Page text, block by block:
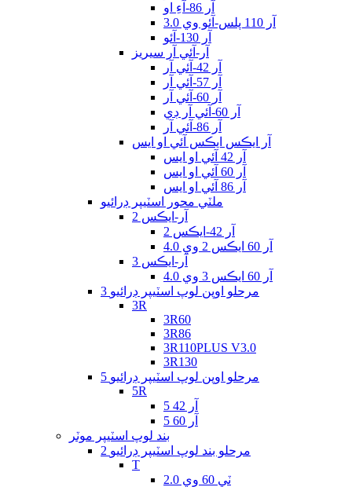
آر 86-آءِ او
آر 110 پلس-آئو وي 3.0
آر 130-آئو
آر-آئي آر سيريز
آر 42-آئي آر
آر 57-آئي آر
آر 60-آئي آر
آر 60-آئي آر ڊي
آر 86-آئي آر
آر ايڪس ايڪس آئي او ايس
آر 42 آئي او ايس
آر 60 آئي او ايس
آر 86 آئي او ايس
ملٽي محور اسٽيپر ڊرائيو
آر-ايڪس 2
آر 42-ايڪس 2
آر 60 ايڪس 2 وي 4.0
آر-ايڪس 3
آر 60 ايڪس 3 وي 4.0
3 مرحلو اوپن لوپ اسٽيپر ڊرائيو
3R
3R60
3R86
3R110PLUS V3.0
3R130
5 مرحلو اوپن لوپ اسٽيپر ڊرائيو
5R
5 آر 42
5 آر 60
بند لوپ اسٽيپر موٽر
2 مرحلو بند لوپ اسٽيپر ڊرائيو
T
ٽي 60 وي 2.0